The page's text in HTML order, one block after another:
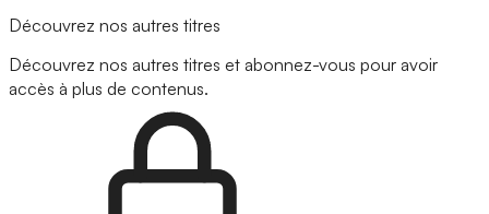
Découvrez nos autres titres
Découvrez nos autres titres et abonnez-vous pour avoir
accès à plus de contenus.